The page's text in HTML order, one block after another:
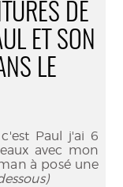
DE
ET SON
LE
Paul j'ai 6
avec mon
à posé une